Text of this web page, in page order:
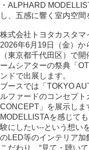
・ALPHARD
し、五感に響く室内空間
株式会社トヨタカスタマ
2026年6月19日（金）か
（東京都千代田区）で
ームシアターの祭典「
ンドで出展します。
ブースでは「TOKYO
ルファードのコンセプ
CONCEPT」を展示しま
MODELLISTAを感じて
験にしたい--という想い
のLED等のインテリア加
こだわり、“見て・聴い